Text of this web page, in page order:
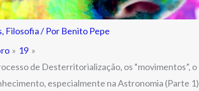
, Filosofia/ Por Benito Pepe
19
de Desterritorialização, os “movimentos”, o
especialmente na Astronomia (Parte 1)